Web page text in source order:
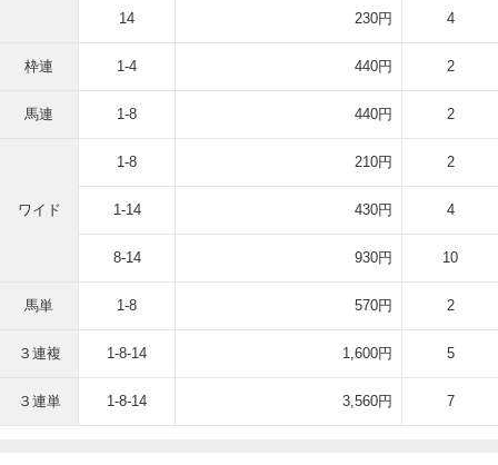
14 230円 4
枠連 1-4 440円 2
馬連 1-8 440円 2
ワイド
1-8 210円 2
1-14 430円 4
8-14 930円 10
馬単 1-8 570円 2
３連複 1-8-14 1,600円 5
３連単 1-8-14 3,560円 7